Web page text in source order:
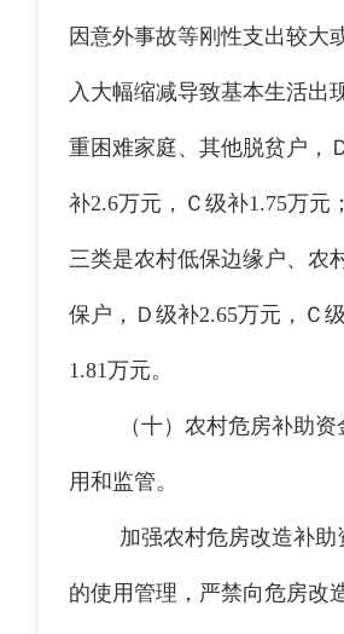
因意外事故等刚性支出较大
入大幅缩减导致基本生活出
重困难家庭、其他脱贫户，
补2.6万元，Ｃ级补1.75万元
三类是农村低保边缘户、农
保户，Ｄ级补2.65万元，Ｃ
1.81万元。
（十）农村危房补助资
用和监管。
加强农村危房改造补助
的使用管理，严禁向危房改